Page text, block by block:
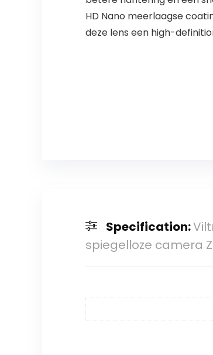
HD Nano meerlaagse
deze lens een high-
Specification:
spiegelloze camera Z